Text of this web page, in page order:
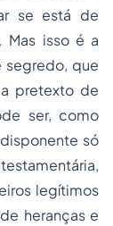
se está de
Mas isso é a
segredo, que
pretexto de
ser, como
só
legítimos
heranças e